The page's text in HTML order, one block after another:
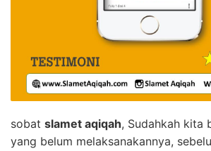
sobat slamet aqiqah, Sudahkah kita
yang belum melaksanakannya,